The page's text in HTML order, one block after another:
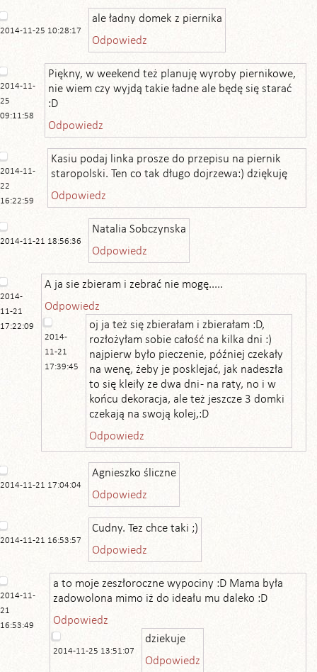
2014-11-25 10:28:17
ale ładny domek z piernika
Odpowiedz
2014-11-
25
09:11:58
Piękny, w weekend też planuję wyroby piernikowe,
nie wiem czy wyjdą takie ładne ale będę się starać
:D
Odpowiedz
2014-11-
22
16:22:59
Kasiu podaj linka prosze do przepisu na piernik
staropolski. Ten co tak długo dojrzewa:) dziękuję
Odpowiedz
2014-11-21 18:56:36
Natalia Sobczynska
Odpowiedz
2014-
11-21
17:22:09
A ja sie zbieram i zebrać nie mogę.....
Odpowiedz
2014-
11-21
17:39:45
oj ja też się zbierałam i zbierałam :D,
rozłożyłam sobie całość na kilka dni :)
najpierw było pieczenie, później czekały
na wenę, żeby je posklejać, jak nadeszła
to się kleiły ze dwa dni - na raty, no i w
końcu dekoracja, ale też jeszcze 3 domki
czekają na swoją kolej,:D
Odpowiedz
2014-11-21 17:04:04
Agnieszko śliczne
Odpowiedz
2014-11-21 16:53:57
Cudny. Tez chce taki ;)
Odpowiedz
2014-11-
21
16:53:49
a to moje zeszłoroczne wypociny :D Mama była
zadowolona mimo iż do ideału mu daleko :D
Odpowiedz
2014-11-25 13:51:07
dziekuje
Odpowiedz